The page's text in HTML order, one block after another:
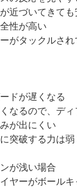
近づいてきて
性が高い
がタックルさ
ドが遅くなる
なるので、ディ
が出にくい
突破する力は弱
が浅い場合
ヤーがボール